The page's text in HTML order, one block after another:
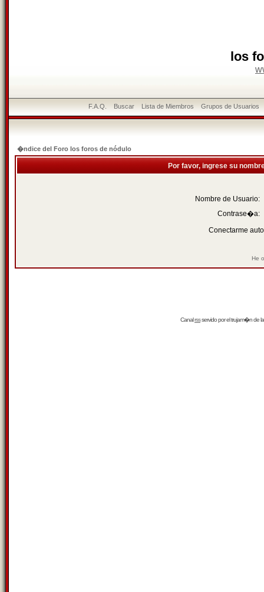
los
F.A.Q. Buscar Lista de Miembros Grupos de Usuarios
�ndice del Foro los foros de nódulo
Por favor, ingrese su
Nombre de Usuario:
Contrase�a:
Conectarme
He
Canalrssservido por eltrujam�nde